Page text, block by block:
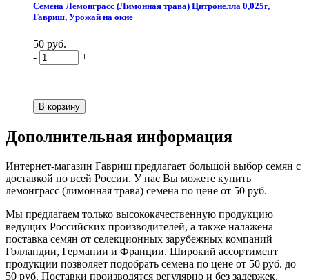
Семена Лемонграсс (Лимонная трава) Цитронелла 0,025г,
Гавриш, Урожай на окне
50 руб.
-
+
Дополнительная информация
Интернет-магазин Гавриш предлагает большой выбор семян с
доставкой по всей России. У нас Вы можете купить
лемонграсс (лимонная трава) семена по цене от 50 руб.
Мы предлагаем только высококачественную продукцию
ведущих Российских производителей, а также налажена
поставка семян от селекционных зарубежных компаний
Голландии, Германии и Франции. Широкий ассортимент
продукции позволяет подобрать семена по цене от 50 руб. до
50 руб. Поставки производятся регулярно и без задержек.